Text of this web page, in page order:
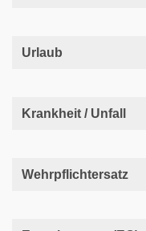
Urlaub
Krankheit / Unfall
Wehrpflichtersatz